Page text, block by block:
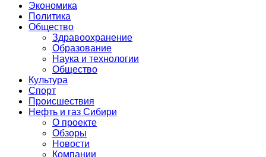
Экономика
Политика
Общество
Здравоохранение
Образование
Наука и технологии
Общество
Культура
Спорт
Происшествия
Нефть и газ Сибири
О проекте
Обзоры
Новости
Компании